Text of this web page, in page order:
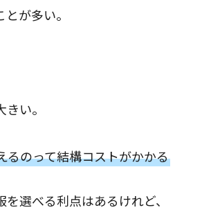
が多い。
い。
るのって結構コストがかかる
選べる利点はあるけれど、